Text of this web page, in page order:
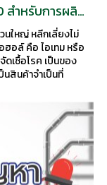
สำหรับการผลิต
นใหญ่ หลีกเลี่ยงไม่
อล์ คือ ไอเทม หรือ
ดเชื้อโรค เป็นของ
สินค้าจำเป็นที่